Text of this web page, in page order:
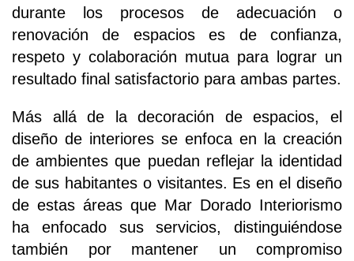
durante los procesos de adecuación o
renovación de espacios es de confianza,
respeto y colaboración mutua para lograr un
resultado final satisfactorio para ambas partes.
Más allá de la decoración de espacios, el
diseño de interiores se enfoca en la creación
de ambientes que puedan reflejar la identidad
de sus habitantes o visitantes. Es en el diseño
de estas áreas que Mar Dorado Interiorismo
ha enfocado sus servicios, distinguiéndose
también por mantener un compromiso